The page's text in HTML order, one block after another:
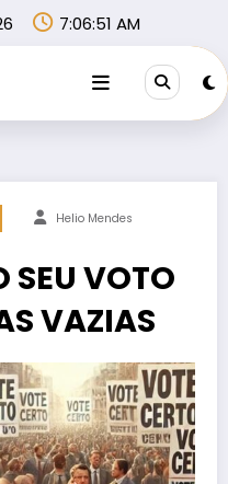
7:06:52 AM
Helio Mendes
SEU VOTO
VAZIAS